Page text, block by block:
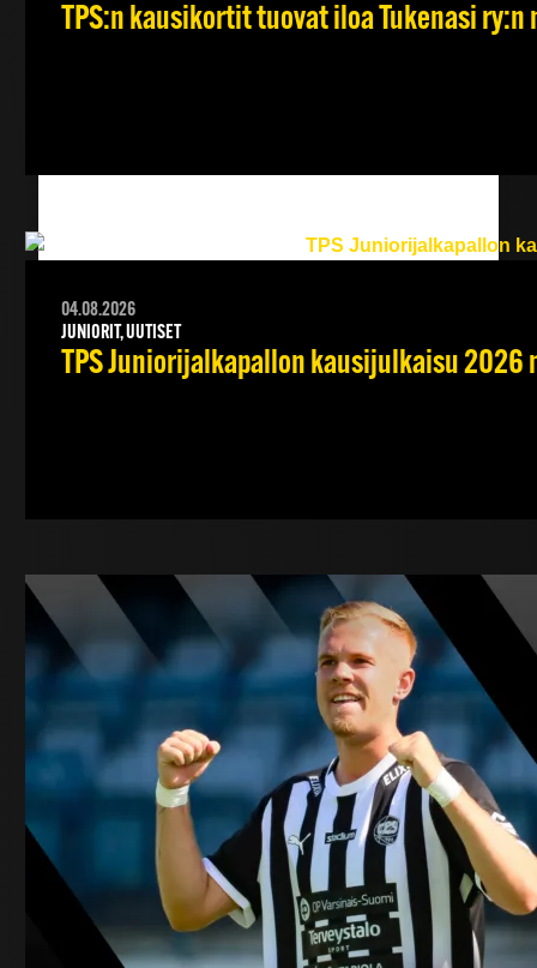
TPS:n kausikortit tuovat iloa Tukenasi
04.08.2026
JUNIORIT, UUTISET
TPS Juniorijalkapallon kausijulkaisu 2026